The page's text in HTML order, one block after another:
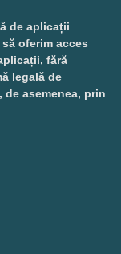
de aplicații
oferim acces
fără
legală de
asemenea, prin